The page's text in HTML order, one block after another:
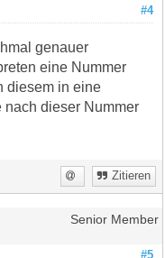
#4
genauer
eine Nummer
diesem in eine
dieser Nummer
Zitieren
Senior Member
#5